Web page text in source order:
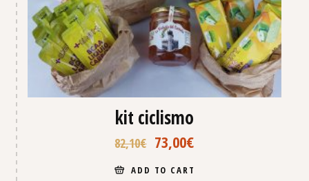
kit ciclismo
82,10€ 73,00€
ADD TO CART